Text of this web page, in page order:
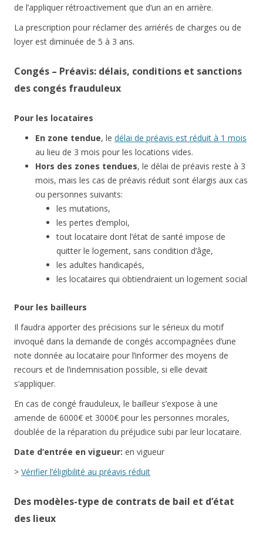
de l’appliquer rétroactivement que d’un an en arrière.
La prescription pour réclamer des arriérés de charges ou de
loyer est diminuée de 5 à 3 ans.
Congés – Préavis: délais, conditions et sanctions
des congés frauduleux
Pour les locataires
En zone tendue, le délai de préavis est réduit à 1 mois
au lieu de 3 mois pour les locations vides.
Hors des zones tendues, le délai de préavis reste à 3
mois, mais les cas de préavis réduit sont élargis aux cas
ou personnes suivants:
les mutations,
les pertes d’emploi,
tout locataire dont l’état de santé impose de
quitter le logement, sans condition d’âge,
les adultes handicapés,
les locataires qui obtiendraient un logement social
Pour les bailleurs
Il faudra apporter des précisions sur le sérieux du motif
invoqué dans la demande de congés accompagnées d’une
note donnée au locataire pour l’informer des moyens de
recours et de l’indemnisation possible, si elle devait
s’appliquer.
En cas de congé frauduleux, le bailleur s’expose à une
amende de 6000€ et 3000€ pour les personnes morales,
doublée de la réparation du préjudice subi par leur locataire.
Date d’entrée en vigueur: en vigueur
> Vérifier l’éligibilité au préavis réduit
Des modèles-type de contrats de bail et d’état
des lieux